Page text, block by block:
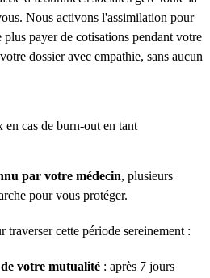
Nous activons l'assimilation pour
plus payer de cotisations pendant votre
dossier avec empathie, sans aucun
cas de burn-out en tant
par votre médecin, plusieurs
pour vous protéger.
cette période sereinement :
votre mutualité : après 7 jours